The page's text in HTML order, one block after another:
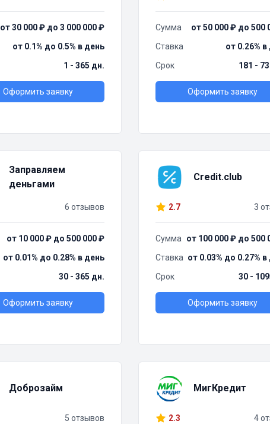
от 30 000 ₽ до 3 000 000 ₽
от 0.1% до 0.5% в день
1 - 365 дн.
Оформить заявку
Сумма
от 50 000 ₽ до 500
Ставка
от 0.26%
Срок
181 -
Оформить заявку
Заправляем
деньгами
6 отзывов
от 10 000 ₽ до 500 000 ₽
от 0.01% до 0.28% в день
30 - 365 дн.
Оформить заявку
Credit.club
2.7 3
Сумма
от 100 000 ₽ до 500
Ставка от 0.03% до 0.27% в
Срок
30 -
Оформить заявку
Доброзайм
5 отзывов
МигКредит
2.3 4